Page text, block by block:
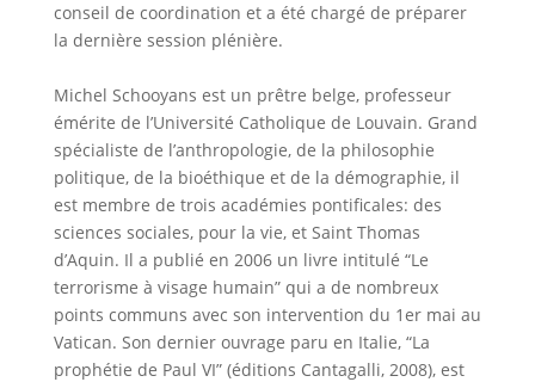
conseil de coordination et a été chargé de préparer
la dernière session plénière.
Michel Schooyans est un prêtre belge, professeur
émérite de l’Université Catholique de Louvain. Grand
spécialiste de l’anthropologie, de la philosophie
politique, de la bioéthique et de la démographie, il
est membre de trois académies pontificales: des
sciences sociales, pour la vie, et Saint Thomas
d’Aquin. Il a publié en 2006 un livre intitulé “Le
terrorisme à visage humain” qui a de nombreux
points communs avec son intervention du 1er mai au
Vatican. Son dernier ouvrage paru en Italie, “La
prophétie de Paul VI” (éditions Cantagalli, 2008), est